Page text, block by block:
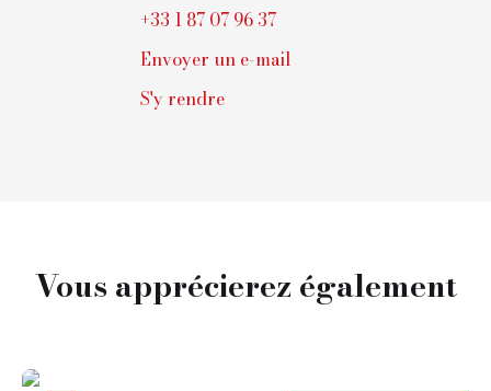
+33 1 87 07 96 37
Envoyer un e-mail
S'y rendre
Vous apprécierez également